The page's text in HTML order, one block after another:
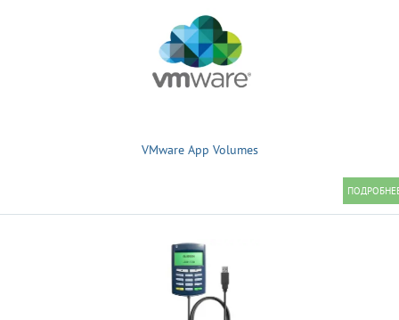
VMware App Volumes